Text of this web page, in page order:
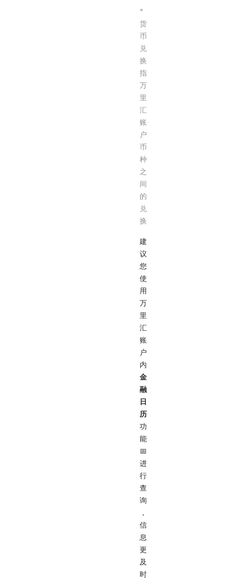
*
货
币
兑
换
指
万
里
汇
账
户
币
种
之
间
的
兑
换
建
议
您
使
用
万
里
汇
账
户
内
金
融
日
历
功
能
📅
进
行
查
询
，
信
息
更
及
时